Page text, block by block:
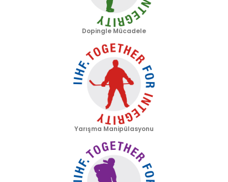
Dopingle Mücadele
Yarışma Manipülasyonu